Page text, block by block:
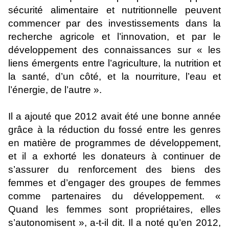
sécurité alimentaire et nutritionnelle peuvent
commencer par des investissements dans la
recherche agricole et l’innovation, et par le
développement des connaissances sur « les
liens émergents entre l’agriculture, la nutrition et
la santé, d’un côté, et la nourriture, l’eau et
l’énergie, de l’autre ».
Il a ajouté que 2012 avait été une bonne année
grâce à la réduction du fossé entre les genres
en matière de programmes de développement,
et il a exhorté les donateurs à continuer de
s’assurer du renforcement des biens des
femmes et d’engager des groupes de femmes
comme partenaires du développement. «
Quand les femmes sont propriétaires, elles
s’autonomisent », a-t-il dit. Il a noté qu’en 2012,